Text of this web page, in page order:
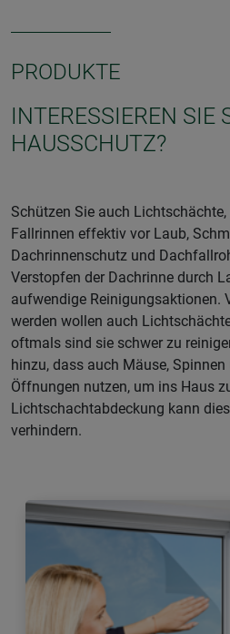
PRODUKTE
INTERESSIEREN SIE
HAUSSCHUTZ?
Schützen Sie auch
Fallrinnen effektiv vor Laub,
Dachrinnenschutz und
Verstopfen der Dachrinne durch
aufwendige Reinigungsaktionen.
werden wollen auch
oftmals sind sie schwer zu
hinzu, dass auch Mäuse,
Öffnungen nutzen, um ins Haus
Lichtschachtabdeckung kann
verhindern.